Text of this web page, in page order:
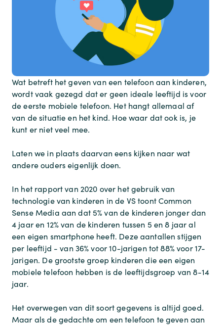
Wat betreft het geven van een telefoon aan kinderen,
wordt vaak gezegd dat er geen ideale leeftijd is voor
de eerste mobiele telefoon. Het hangt allemaal af
van de situatie en het kind. Hoe waar dat ook is, je
kunt er niet veel mee.
Laten we in plaats daarvan eens kijken naar wat
andere ouders eigenlijk doen.
In het rapport van 2020 over het gebruik van
technologie van kinderen in de VS toont Common
Sense Media aan dat 5% van de kinderen jonger dan
4 jaar en 12% van de kinderen tussen 5 en 8 jaar al
een eigen smartphone heeft. Deze aantallen stijgen
per leeftijd - van 36% voor 10-jarigen tot 88% voor 17-
jarigen. De grootste groep kinderen die een eigen
mobiele telefoon hebben is de leeftijdsgroep van 8-14
jaar.
Het overwegen van dit soort gegevens is altijd goed.
Maar als de gedachte om een telefoon te geven aan